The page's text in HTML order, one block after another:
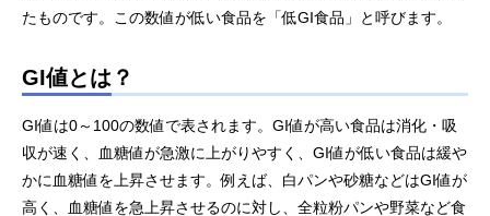
たものです。この数値が低い食品を「低GI食品」と呼びます。
GI値とは？
GI値は0～100の数値で表されます。GI値が高い食品は消化・吸
収が速く、血糖値が急激に上がりやすく、GI値が低い食品は緩や
かに血糖値を上昇させます。例えば、白パンや砂糖などはGI値が
高く、血糖値を急上昇させるのに対し、全粒粉パンや野菜など食